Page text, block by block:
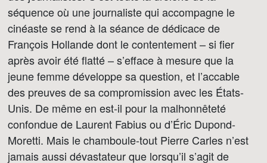
séquence où une journaliste qui accompagne le
cinéaste se rend à la séance de dédicace de
François Hollande dont le contentement – si fier
après avoir été flatté – s’efface à mesure que la
jeune femme développe sa question, et l’accable
des preuves de sa compromission avec les États-
Unis. De même en est-il pour la malhonnêteté
confondue de Laurent Fabius ou d’Éric Dupond-
Moretti. Mais le chamboule-tout Pierre Carles n’est
jamais aussi dévastateur que lorsqu’il s’agit de